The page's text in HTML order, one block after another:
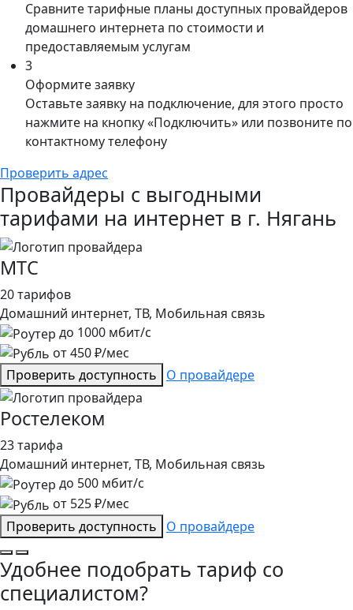
Сравните тарифные планы доступных провайдеров
домашнего интернета по стоимости и
предоставляемым услугам
3
Оформите заявку
Оставьте заявку на подключение, для этого просто
нажмите на кнопку «Подключить» или позвоните по
контактному телефону
Проверить адрес
Провайдеры с выгодными
тарифами на интернет в г. Нягань
МТС
20 тарифов
Домашний интернет, ТВ, Мобильная связь
до 1000 мбит/с
от450₽/мес
Проверить доступность
О провайдере
Ростелеком
23 тарифа
Домашний интернет, ТВ, Мобильная связь
до 500 мбит/с
от 525₽/мес
Проверить доступность
О провайдере
Удобнее подобрать тариф со
специалистом?